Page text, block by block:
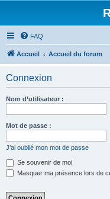
FAQ
Accueil Accueil du forum
Connexion
Nom d’utilisateur :
Mot de passe :
J’ai oublié mon mot de passe
Se souvenir de moi
Masquer ma présence lors de
Panneau de gestion des cookies